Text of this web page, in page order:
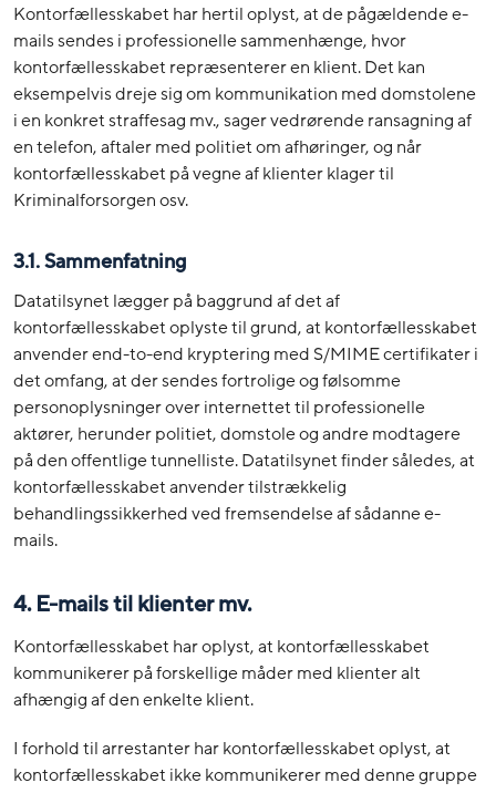
Kontorfællesskabet har hertil oplyst, at de pågældende e-
mails sendes i professionelle sammenhænge, hvor
kontorfællesskabet repræsenterer en klient. Det kan
eksempelvis dreje sig om kommunikation med domstolene
i en konkret straffesag mv., sager vedrørende ransagning af
en telefon, aftaler med politiet om afhøringer, og når
kontorfællesskabet på vegne af klienter klager til
Kriminalforsorgen osv.
3.1.Sammenfatning
Datatilsynet lægger på baggrund af det af
kontorfællesskabet oplyste til grund, at kontorfællesskabet
anvender end-to-end kryptering med S/MIME certifikater i
det omfang, at der sendes fortrolige og følsomme
personoplysninger over internettet til professionelle
aktører, herunder politiet, domstole og andre modtagere
på den offentlige tunnelliste. Datatilsynet finder således, at
kontorfællesskabet anvender tilstrækkelig
behandlingssikkerhed ved fremsendelse af sådanne e-
mails.
4.E-mails til klienter mv.
Kontorfællesskabet har oplyst, at kontorfællesskabet
kommunikerer på forskellige måder med klienter alt
afhængig af den enkelte klient.
I forhold til arrestanter har kontorfællesskabet oplyst, at
kontorfællesskabet ikke kommunikerer med denne gruppe